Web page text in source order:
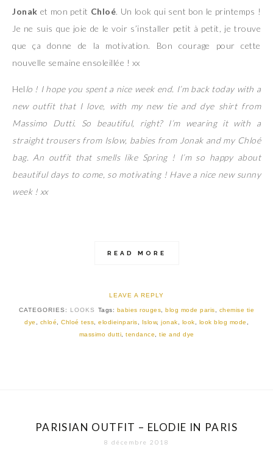
Jonak et mon petit Chloé. Un look qui sent bon le printemps !
Je ne suis que joie de le voir s’installer petit à petit, je trouve
que ça donne de la motivation. Bon courage pour cette
nouvelle semaine ensoleillée ! xx
Hello ! I hope you spent a nice week end. I’m back today with a
new outfit that I love, with my new tie and dye shirt from
Massimo Dutti. So beautiful, right? I’m wearing it with a
straight trousers from Islow, babies from Jonak and my Chloé
bag. An outfit that smells like Spring ! I’m so happy about
beautiful days to come, so motivating ! Have a nice new sunny
week ! xx
READ MORE
LEAVE A REPLY
CATEGORIES: LOOKS Tags: babies rouges ,blog mode paris
chemise tie
dye
chloé Chloé tess elodieinparis Islow, jonak look look blog mode
massimo dutti
tendance tie and dye
PARISIAN OUTFIT – ELODIE IN PARIS
8 décembre 2018